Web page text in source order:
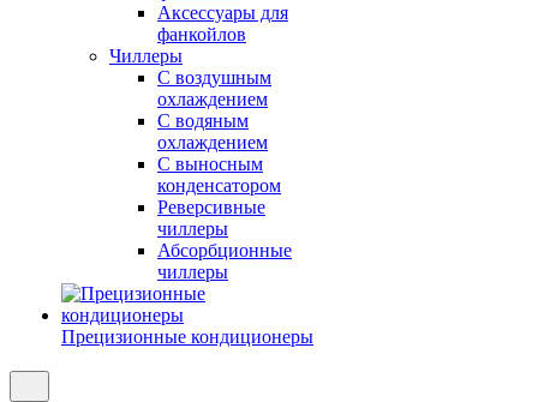
Аксессуары для
фанкойлов
Чиллеры
С воздушным
охлаждением
С водяным
охлаждением
С выносным
конденсатором
Реверсивные
чиллеры
Абсорбционные
чиллеры
Прецизионные кондиционеры